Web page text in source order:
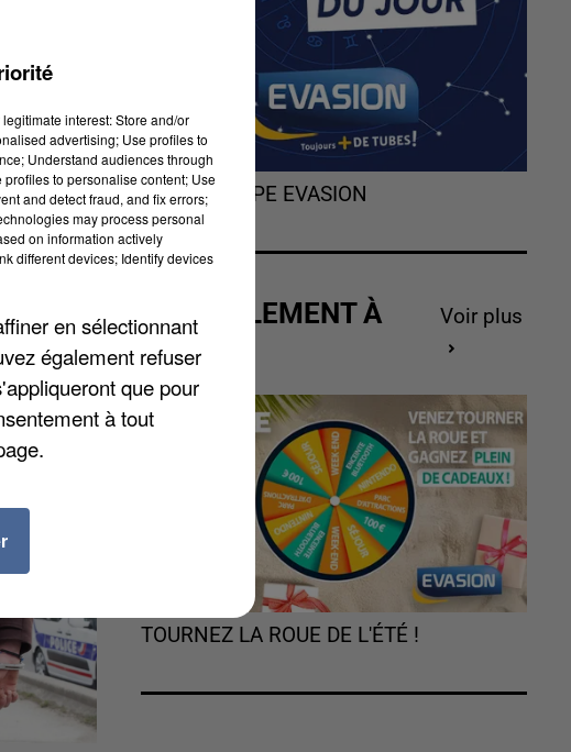
de
qui a
L'HOROSCOPE EVASION
ACTUELLEMENT À
GAGNER
Voir plus
TOURNEZ LA ROUE DE L'ÉTÉ !
interest: Store and/or
advertising; Use profiles to
Understand audiences through
to personalise content; Use
and detect fraud, and fix errors;
may process personal
on information actively
different devices; Identify devices
en sélectionnant
également refuser
que pour
à tout